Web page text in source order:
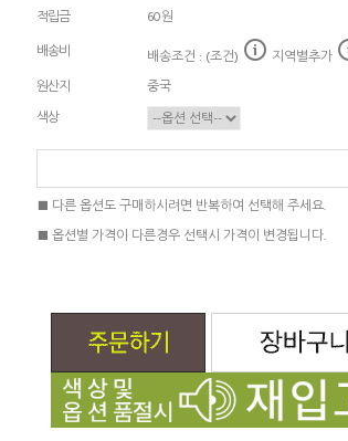
적립금
60원
배송비
배송조건 : (조건)
지역별추가
원산지
중국
색상
■ 다른 옵션도 구매하시려면 반복하여 선택해 주세요.
■ 옵션별 가격이 다른경우 선택시 가격이 변경됩니다.